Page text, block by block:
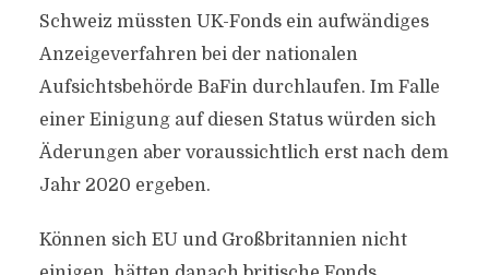
Schweiz müssten UK-Fonds ein aufwändiges
Anzeigeverfahren bei der nationalen
Aufsichtsbehörde BaFin durchlaufen. Im Falle
einer Einigung auf diesen Status würden sich
Äderungen aber voraussichtlich erst nach dem
Jahr 2020 ergeben.
Können sich EU und Großbritannien nicht